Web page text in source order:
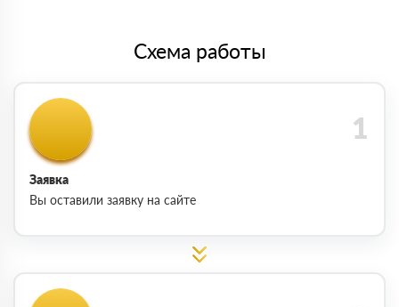
Схема работы
Заявка
Вы оставили заявку на сайте